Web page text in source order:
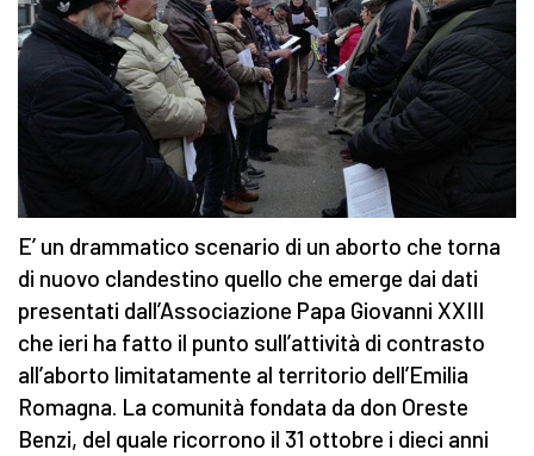
E’ un drammatico scenario di un aborto che torna
di nuovo clandestino quello che emerge dai dati
presentati dall’Associazione Papa Giovanni XXIII
che ieri ha fatto il punto sull’attività di contrasto
all’aborto limitatamente al territorio dell’Emilia
Romagna. La comunità fondata da don Oreste
Benzi, del quale ricorrono il 31 ottobre i dieci anni